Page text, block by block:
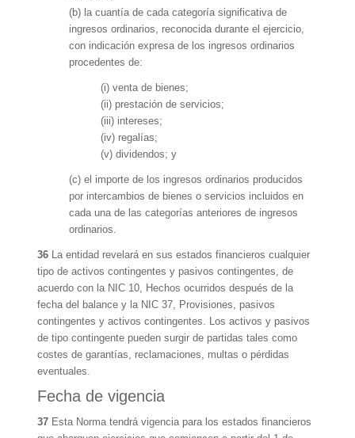
(b) la cuantía de cada categoría significativa de
ingresos ordinarios, reconocida durante el ejercicio,
con indicación expresa de los ingresos ordinarios
procedentes de:
(i) venta de bienes;
(ii) prestación de servicios;
(iii) intereses;
(iv) regalías;
(v) dividendos; y
(c) el importe de los ingresos ordinarios producidos
por intercambios de bienes o servicios incluidos en
cada una de las categorías anteriores de ingresos
ordinarios.
36 La entidad revelará en sus estados financieros cualquier
tipo de activos contingentes y pasivos contingentes, de
acuerdo con la NIC 10, Hechos ocurridos después de la
fecha del balance y la NIC 37, Provisiones, pasivos
contingentes y activos contingentes. Los activos y pasivos
de tipo contingente pueden surgir de partidas tales como
costes de garantías, reclamaciones, multas o pérdidas
eventuales.
Fecha de vigencia
37 Esta Norma tendrá vigencia para los estados financieros